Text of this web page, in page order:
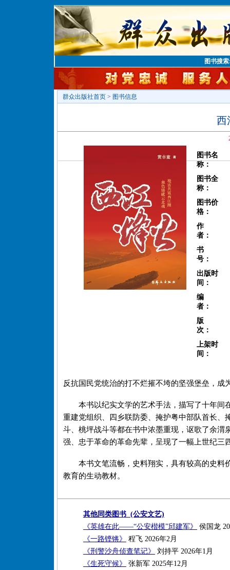
图书搜
群众出版社首页 > 图书信息
西
图书名
称：
图书全
称：
图书价
格：
作
者：
书
号：
出版时
间：
编
者：
版
次：
上架时
间：
反抗国民党统治的打不烂摧不垮的坚强堡垒，成
本书以纪实文学的艺术手法，描写了十年间
重建党组织、四乡联防委、掩护粤中部队首长
斗、桃坪战斗等都在书中浓墨重现，讴歌了余
强、忠于革命的革命先辈，呈现了一幅上世纪
本书文笔流畅，史料翔实，具有较高的史料
教育的生动教材。
其他同类图书 (公安文艺)
《英雄在此——“公安楷模”邱建军》
侯国龙
《一路铿锵》
程飞 2026年2月
《刑警沙舟侦查笔记》
刘持平 2026年1月
《生死守候》
张新军 2025年12月